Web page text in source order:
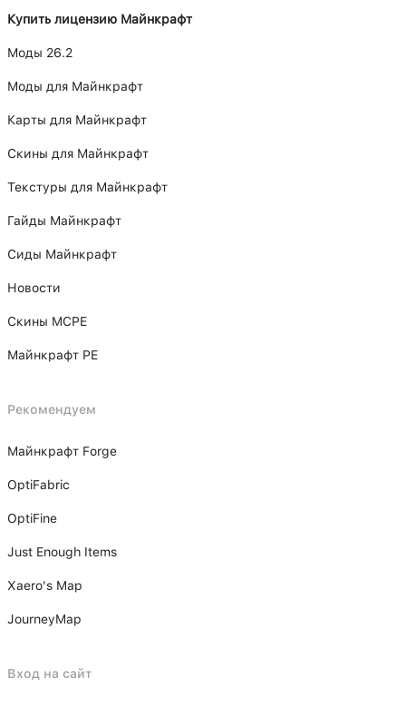
Купить лицензию Майнкрафт
Моды 26.2
Моды для Майнкрафт
Карты для Майнкрафт
Скины для Майнкрафт
Текстуры для Майнкрафт
Гайды Майнкрафт
Сиды Майнкрафт
Новости
Скины MCPE
Майнкрафт PE
Рекомендуем
Майнкрафт Forge
OptiFabric
OptiFine
Just Enough Items
Xаero's Mаp
JourneyMap
Вход на сайт